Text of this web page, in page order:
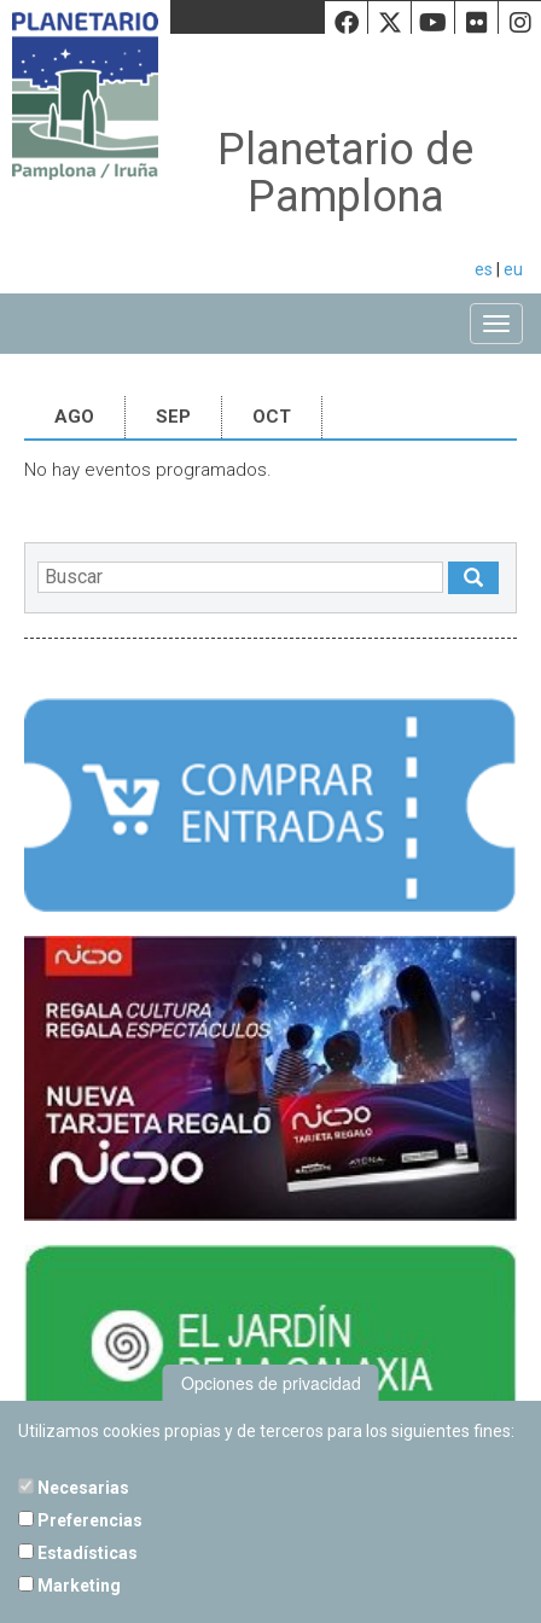
Facebook
Twiiter
Planetario de
Pamplona
es eu
AGO SEP OCT
No hay eventos programados.
Opciones de privacidad
Utilizamos cookies propias y de terceros para los siguientes fines:
Necesarias
Preferencias
Estadísticas
Marketing